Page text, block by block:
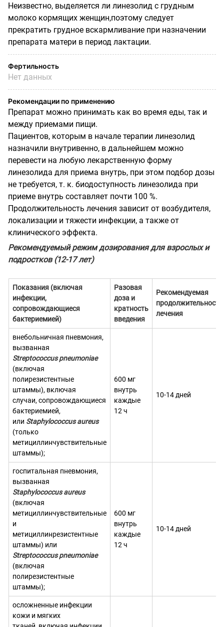
Неизвестно, выделяется ли линезолид с грудным
молоко кормящих женщин,поэтому следует
прекратить грудное вскармливание при назначении
препарата матери в период лактации.
Фертильность
Нет данных
Рекомендации по применению
Препарат можно принимать как во время еды, так и
между приемами пищи.
Пациентов, которым в начале терапии линезолид
назначили внутривенно, в дальнейшем можно
перевести на любую лекарственную форму
линезолида для приема внутрь, при этом подбор дозы
не требуется, т. к. биодоступность линезолида при
приеме внутрь составляет почти 100 %.
Продолжительность лечения зависит от возбудителя,
локализации и тяжести инфекции, а также от
клинического эффекта.
Рекомендуемый режим дозирования для взрослых и
подростков (12-17 лет)
Показания (включая
инфекции,
сопровождающиеся
бактериемией)
Разовая
доза и
кратность
введения
Рекомендуемая
продолжительность
лечения
внебольничная пневмония,
вызванная
Streptococcus pneumoniae
(включая
полирезистентные
штаммы), включая
случаи, сопровождающиеся
бактериемией,
или Staphylococcus aureus
(только
метициллинчувствительные
штаммы);
600 мг
внутрь
каждые
12 ч
10-14 дней
госпитальная пневмония,
вызванная
Staphylococcus aureus
(включая
метициллинчувствительные
и
метициллинрезистентные
штаммы) или
Streptococcus pneumoniae
(включая
полирезистентные
штаммы);
600 мг
внутрь
каждые
12 ч
10-14 дней
осложненные инфекции
кожи и мягких